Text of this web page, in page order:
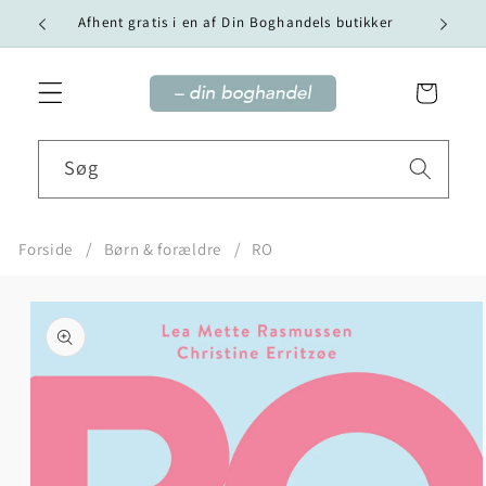
Gå til
indhold
Afhent gratis i en af Din Boghandels butikker Vi
Søg
Indkøbskurv
Forside Børn & forældre RO
produktoplysninger